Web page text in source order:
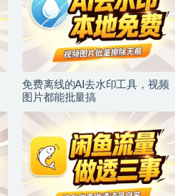
免费离线的AI去水印工具，视频
图片都能批量搞